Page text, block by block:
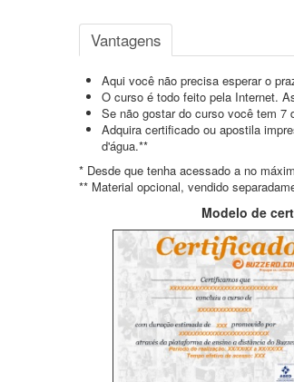
Vantagens
Aqui você não precisa esperar o
O curso é todo feito pela Internet.
Se não gostar do curso você tem 7
Adquira certificado ou apostila
d'água.**
* Desde que tenha acessado a no
** Material opcional, vendido
Modelo de